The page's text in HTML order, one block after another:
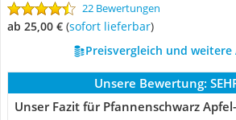
22 Bewertungen
ab 25,00 € ( Sofort lieferbar)
Preisvergleich und weitere
Unsere Bewertung:
Unser Fazit für Pfannenschwarz